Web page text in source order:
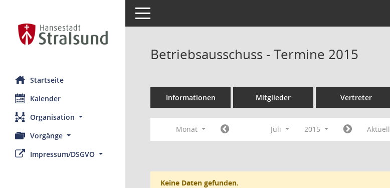
Startseite
Kalender
Organisation
Vorgänge
Impressum/DSGVO
Toggle navigation
Betriebsausschuss - Termine 2015
Informationen Mitglieder Vertreter
Monat Juli 2015 Aktuell
Keine Daten gefunden.